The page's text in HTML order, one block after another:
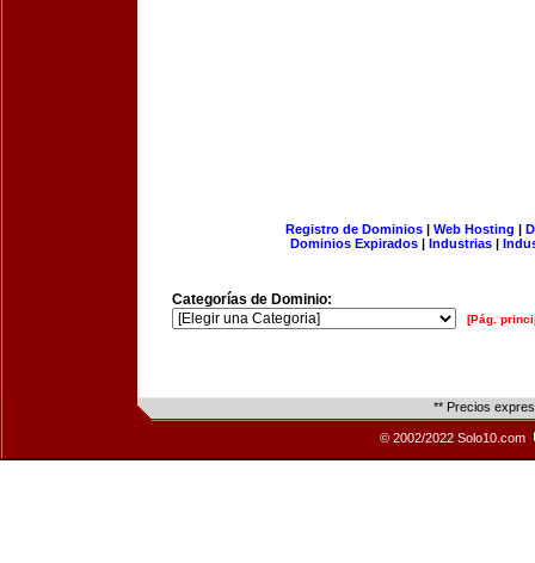
Registro de Dominios| Web Hosting |
Dominios Expirados | Industrias |
Categorías de Dominio:
[Pág.
** Precios
© 2002/2022 Solo10.com